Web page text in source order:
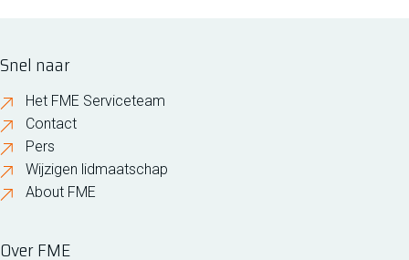
Snel naar
Het FME Serviceteam
Contact
Pers
Wijzigen lidmaatschap
About FME
Over FME